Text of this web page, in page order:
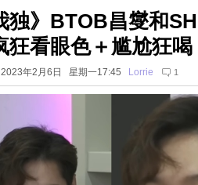
独》BTOB昌燮和
狂看眼色＋尴尬狂喝
年2月6日 星期一17:45 Lorrie 1